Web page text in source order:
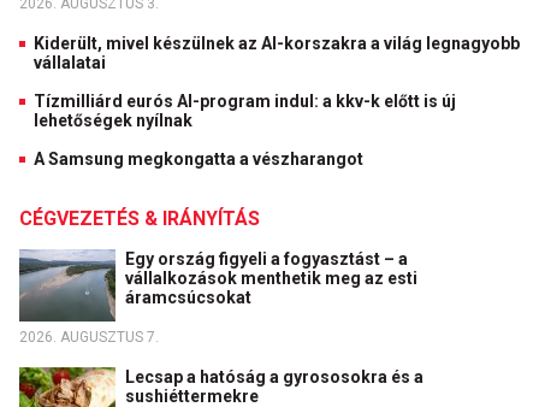
Kiderült, mivel készülnek az AI-korszakra a világ legnagyobb
vállalatai
Tízmilliárd eurós AI-program indul: a kkv-k előtt is új
lehetőségek nyílnak
A Samsung megkongatta a vészharangot
CÉGVEZETÉS & IRÁNYÍTÁS
Egy ország figyeli a fogyasztást – a
vállalkozások menthetik meg az esti
áramcsúcsokat
2026. AUGUSZTUS 7.
Lecsap a hatóság a gyrososokra és a
sushiéttermekre